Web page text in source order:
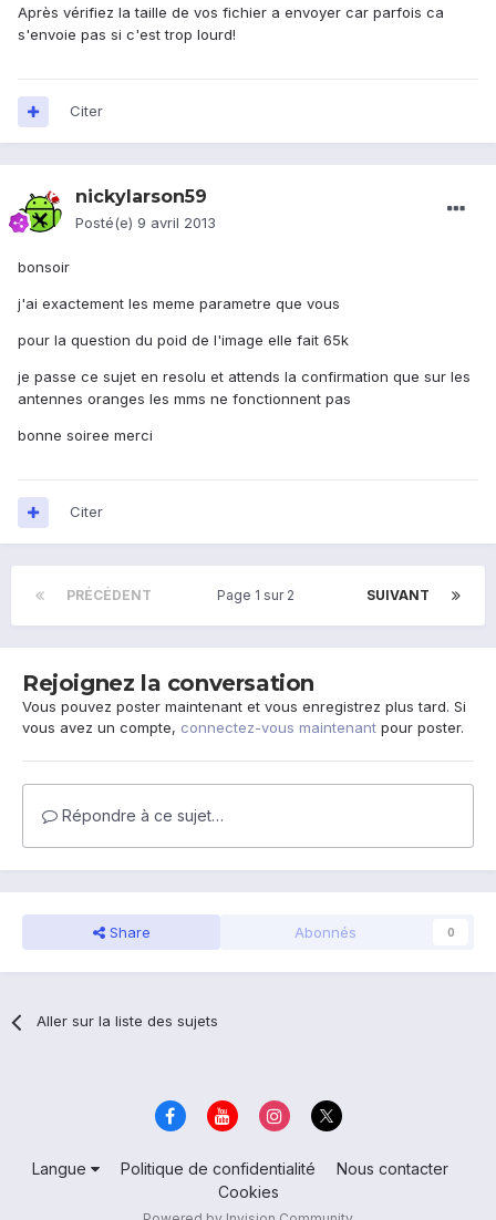
Après vérifiez la taille de vos fichier a envoyer car parfois ca
s'envoie pas si c'est trop lourd!
Citer
nickylarson59
Posté(e) 9 avril 2013
bonsoir
j'ai exactement les meme parametre que vous
pour la question du poid de l'image elle fait 65k
je passe ce sujet en resolu et attends la confirmation que sur les
antennes oranges les mms ne fonctionnent pas
bonne soiree merci
Citer
PRÉCÉDENT SUIVANT
Page 1 sur 2
Rejoignez la conversation
Vous pouvez poster maintenant et vous enregistrez plus tard. Si
vous avez un compte, connectez-vous maintenant pour poster.
Répondre à ce sujet…
Share Abonnés 0
Aller sur la liste des sujets
Langue Politique de confidentialité
Nous contacter
Cookies